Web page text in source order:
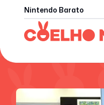
Nintendo Barato